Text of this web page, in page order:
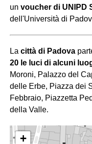
un voucher di UNIPD
dell'Università di
La città di Padova
20 le luci di alcuni
Moroni, Palazzo del
delle Erbe, Piazza dei
Febbraio, Piazzetta
della Valle.
+